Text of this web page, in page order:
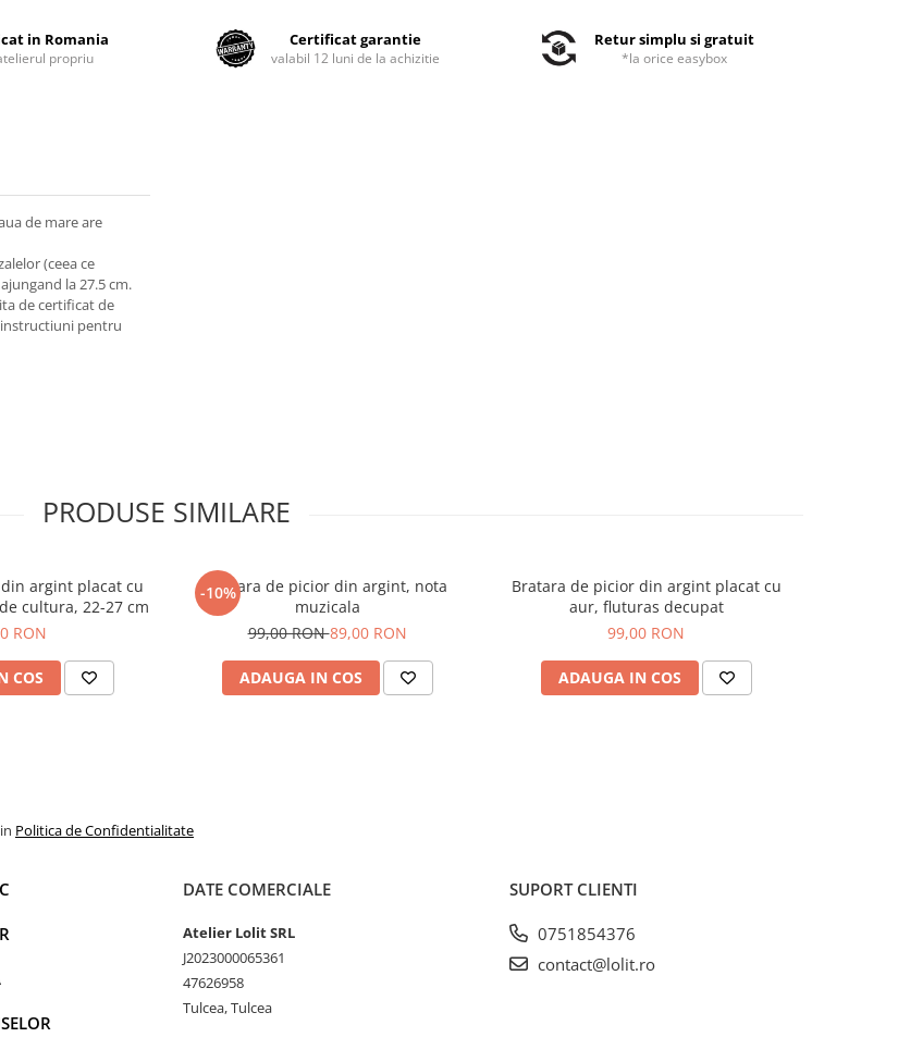
in Romania
propriu
Certificat garantie
valabil 12 luni de la achizitie
Retur simplu si gratuit
*la orice easybox
de mare are
(ceea ce
la 27.5 cm.
de certificat de
pentru
PRODUSE SIMILARE
argint placat cu
cultura, 22-27 cm
RON
COS
-10%
Bratara de picior din argint, nota
muzicala
99,00 RON89,00 RON
ADAUGA IN COS
Bratara de picior din argint placat cu
aur, fluturas decupat
99,00 RON
ADAUGA IN COS
Politica de Confidentialitate
DATE COMERCIALE
Atelier Lolit SRL
J2023000065361
47626958
Tulcea, Tulcea
SUPORT CLIENTI
0751854376
contact@lolit.ro